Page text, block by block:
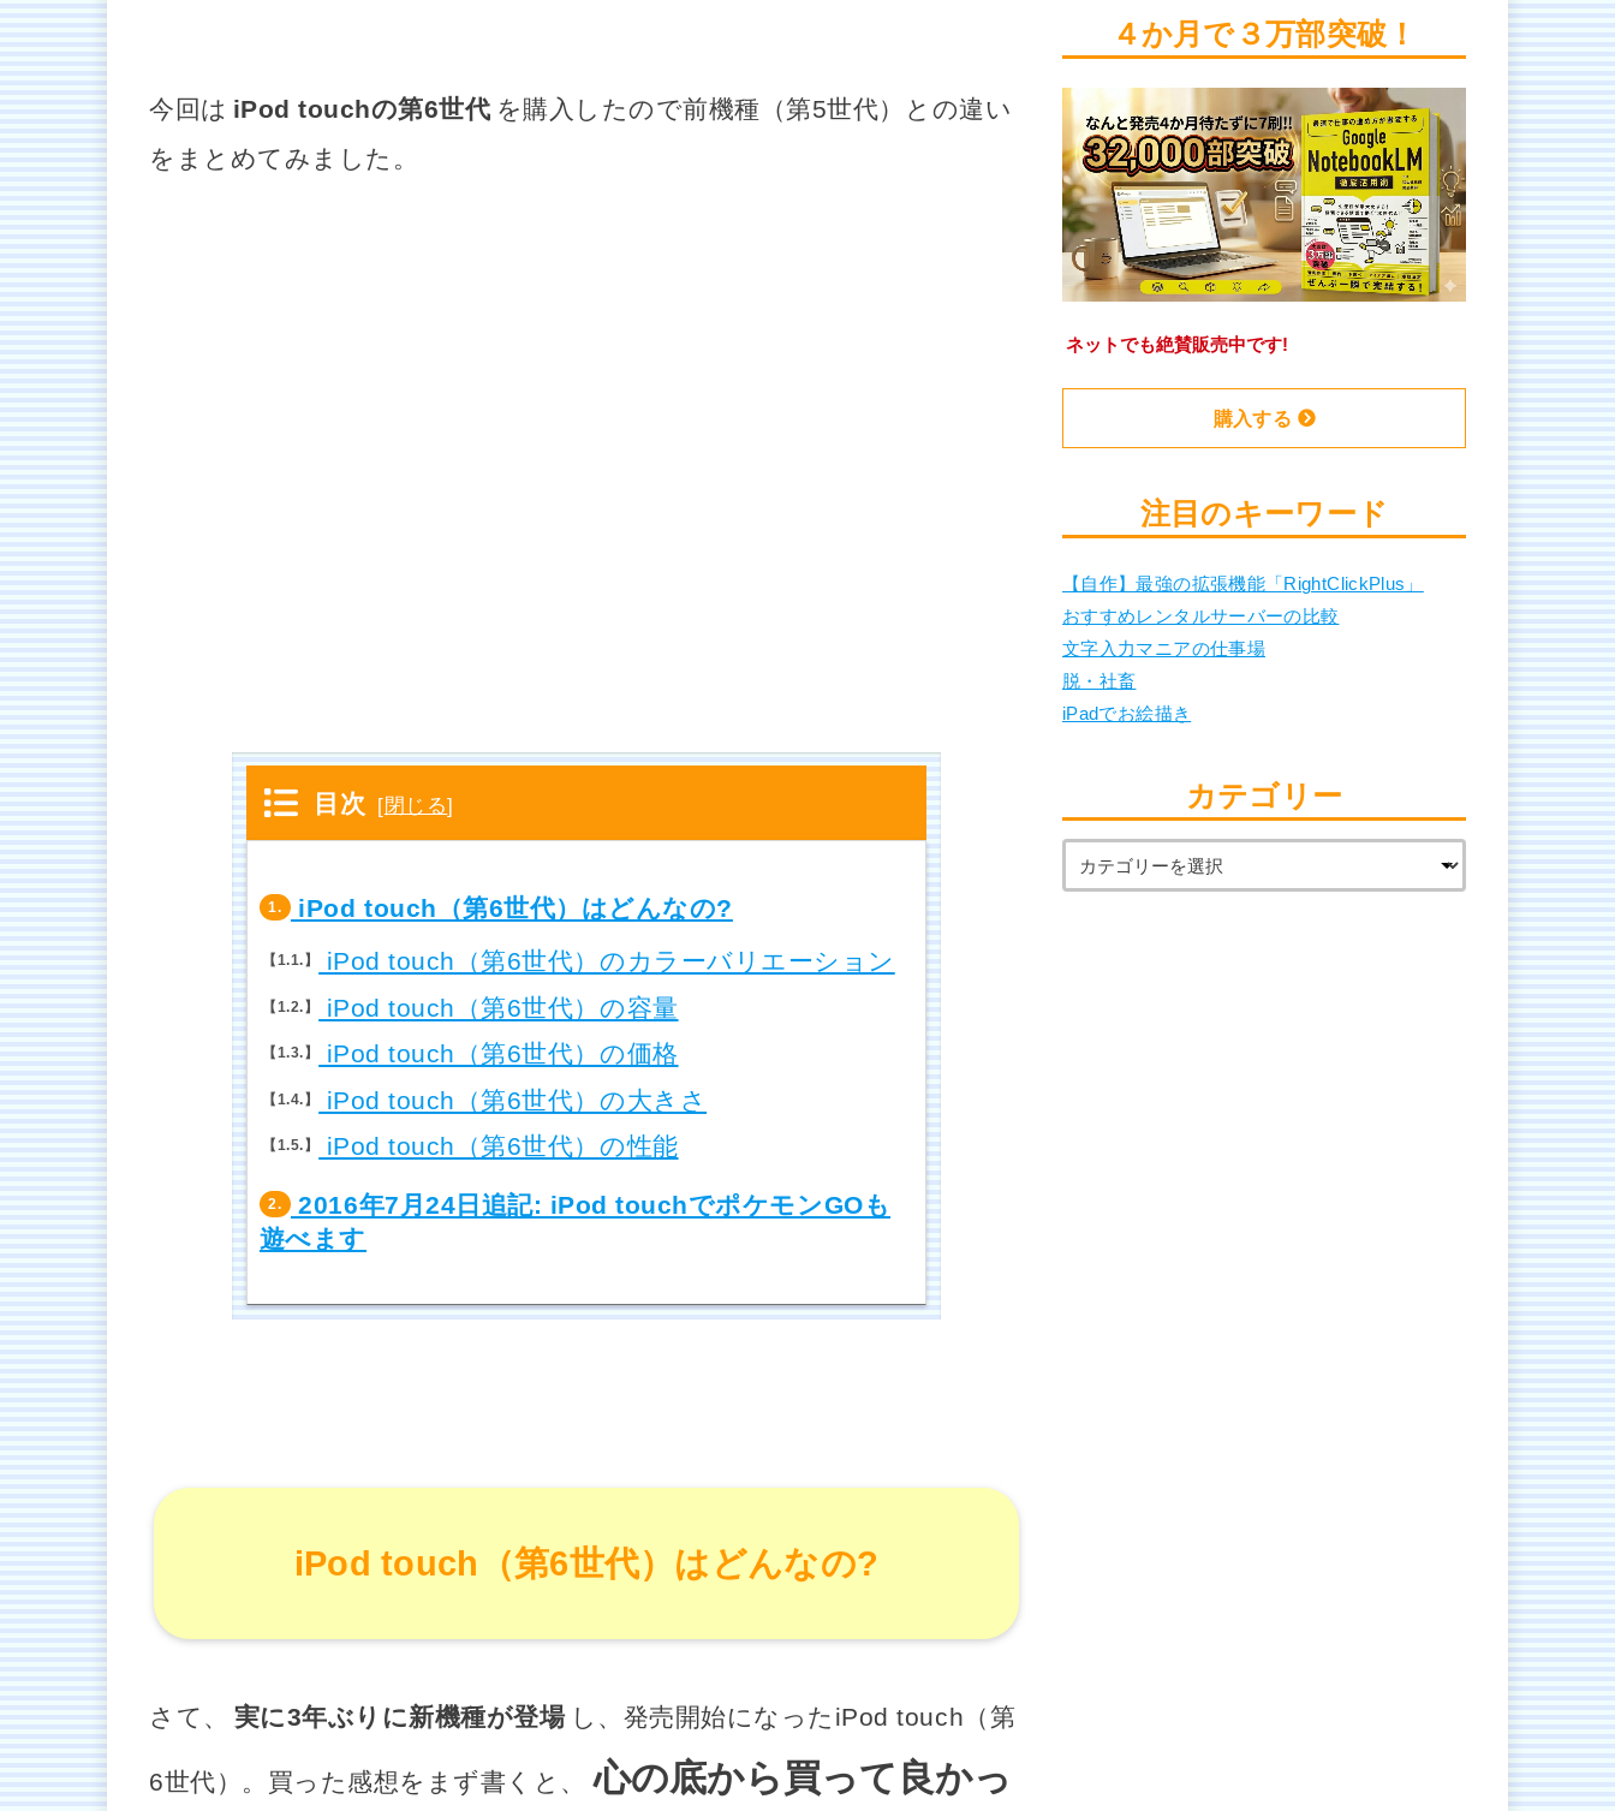
今回は iPod touchの第6世代 を購入したので前機種（第5世代）との違い
をまとめてみました。
目次 [閉じる]
1. iPod touch（第6世代）はどんなの?
1.1. iPod touch（第6世代）のカラーバリエーション
1.2. iPod touch（第6世代）の容量
1.3. iPod touch（第6世代）の価格
1.4. iPod touch（第6世代）の大きさ
1.5. iPod touch（第6世代）の性能
2. 2016年7月24日追記: iPod touchでポケモンGOも
遊べます
iPod touch（第6世代）はどんなの?
さて、 実に3年ぶりに新機種が登場 し、発売開始になったiPod touch（第
6世代）。買った感想をまず書くと、
心の底から買って良かっ
４か月で３万部突破！
ネットでも絶賛販売中です!
購入する
注目のキーワード
【自作】最強の拡張機能「RightClickPlus」
おすすめレンタルサーバーの比較
文字入力マニアの仕事場
脱・社畜
iPadでお絵描き
カテゴリー